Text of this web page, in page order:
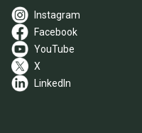
Instagram
Facebook
YouTube
X
LinkedIn